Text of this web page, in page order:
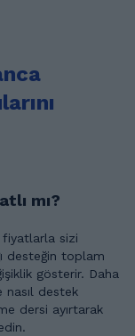
mı?
gösterir. Daha
dersi ayırtarak